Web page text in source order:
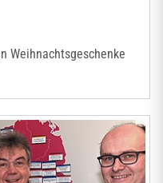
Weihnachtsgeschenke